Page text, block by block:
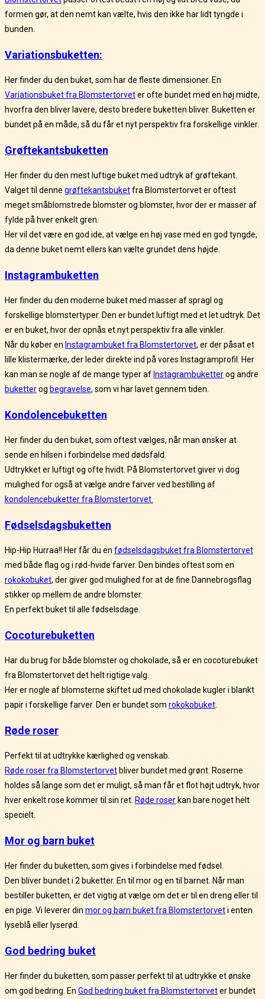
formen gør, at den nemt kan vælte, hvis den ikke har lidt tyngde i
bunden.
Variationsbuketten:
Her finder du den buket, som har de fleste dimensioner. En
Variationsbuket fra Blomstertorveter ofte bundet med en høj midte,
hvorfra den bliver lavere, desto bredere buketten bliver. Buketten er
bundet på en måde, så du får et nyt perspektiv fra forskellige vinkler.
Grøftekantsbuketten
Her finder du den mest luftige buket med udtryk af grøftekant.
Valget til denne grøftekantsbuketfra Blomstertorvet er oftest
meget småblomstrede blomster og blomster, hvor der er masser af
fylde på hver enkelt gren.
Her vil det være en god ide, at vælge en høj vase med en god tyngde,
da denne buket nemt ellers kan vælte grundet dens højde.
Instagrambuketten
Her finder du den moderne buket med masser af spragl og
forskellige blomstertyper. Den er bundet luftigt med et let udtryk. Det
er en buket, hvor der opnås et nyt perspektiv fra alle vinkler.
Når du køber en Instagrambuket fra Blomstertorvet, er der påsat et
lille klistermærke, der leder direkte ind på vores Instagramprofil. Her
kan man se nogle af de mange typer af Instagrambuketterog andre
buketterog begravelse, som vi har lavet gennem tiden.
Kondolencebuketten
Her finder du den buket, som oftest vælges, når man ønsker at
sende en hilsen i forbindelse med dødsfald.
Udtrykket er luftigt og ofte hvidt. På Blomstertorvet giver vi dog
mulighed for også at vælge andre farver ved bestilling af
kondolencebuketter fra Blomstertorvet.
Fødselsdagsbuketten
Hip-Hip Hurraa!! Her får du en fødselsdagsbuket fra Blomstertorvet
med både flag og i rød-hvide farver. Den bindes oftest som en
rokokobuket, der giver god mulighed for at de fine Dannebrogsflag
stikker op mellem de andre blomster.
En perfekt buket til alle fødselsdage.
Cocoturebuketten
Har du brug for både blomster og chokolade, så er en cocoturebuket
fra Blomstertorvet det helt rigtige valg.
Her er nogle af blomsterne skiftet ud med chokolade kugler i blankt
papir i forskellige farver. Den er bundet som rokokobuket.
Røde roser
Perfekt til at udtrykke kærlighed og venskab.
Røde roser fra Blomstertorvet bliver bundet med grønt. Roserne
holdes så lange som det er muligt, så man får et flot højt udtryk, hvor
hver enkelt rose kommer til sin ret. Røde roser kan bare noget helt
specielt.
Mor og barn buket
Her finder du buketten, som gives i forbindelse med fødsel.
Den bliver bundet i 2 buketter. En til mor og en til barnet. Når man
bestiller buketten, er det vigtig at vælge om det er til en dreng eller til
en pige. Vi leverer din mor og barn buket fra Blomstertorveti enten
lyseblå eller lyserød.
God bedring buket
Her finder du buketten, som passer perfekt til at udtrykke et ønske
om god bedring. En God bedring buket fra Blomstertorveter bundet